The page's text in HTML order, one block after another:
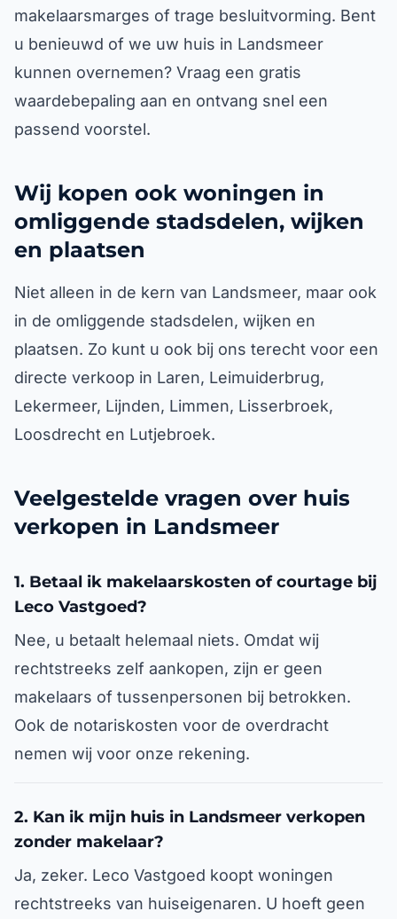
makelaarsmarges of trage besluitvorming. Bent
u benieuwd of we uw huis in Landsmeer
kunnen overnemen? Vraag een gratis
waardebepaling aan en ontvang snel een
passend voorstel.
Wij kopen ook woningen in
omliggende stadsdelen, wijken
en plaatsen
Niet alleen in de kern van Landsmeer, maar ook
in de omliggende stadsdelen, wijken en
plaatsen. Zo kunt u ook bij ons terecht voor een
directe verkoop in Laren, Leimuiderbrug,
Lekermeer, Lijnden, Limmen, Lisserbroek,
Loosdrecht en Lutjebroek.
Veelgestelde vragen over huis
verkopen in Landsmeer
1. Betaal ik makelaarskosten of courtage bij
Leco Vastgoed?
Nee, u betaalt helemaal niets. Omdat wij
rechtstreeks zelf aankopen, zijn er geen
makelaars of tussenpersonen bij betrokken.
Ook de notariskosten voor de overdracht
nemen wij voor onze rekening.
2. Kan ik mijn huis in Landsmeer verkopen
zonder makelaar?
Ja, zeker. Leco Vastgoed koopt woningen
rechtstreeks van huiseigenaren. U hoeft geen